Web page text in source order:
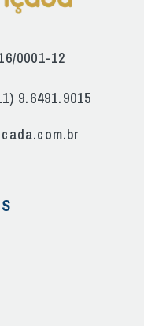
0001-12
9.6491.9015